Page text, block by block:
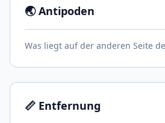
🌏 Antipoden
Was liegt auf der anderen Seite
📏 Entfernung